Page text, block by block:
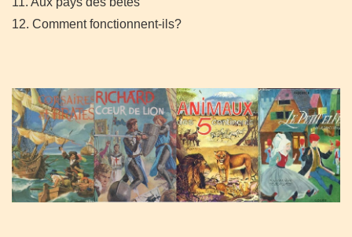
12. Comment fonctionnent-ils?